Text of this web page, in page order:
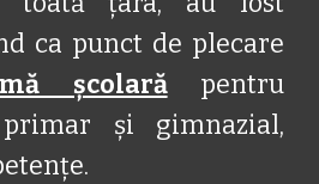
ca punct de plecare
școlarăpentru
și gimnazial,